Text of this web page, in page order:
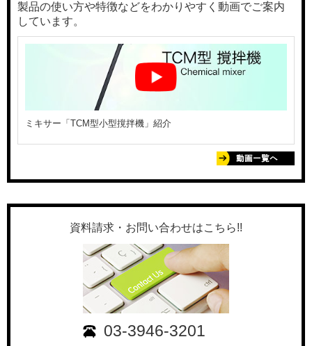
製品の使い方や特徴などをわかりやすく動画でご案内
しています。
ミキサー「TCM型小型撹拌機」紹介
資料請求・お問い合わせはこちら!!
03-3946-3201